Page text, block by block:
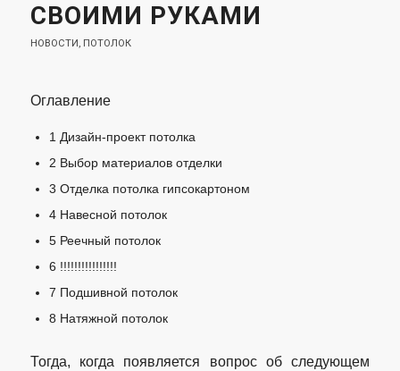
СВОИМИ РУКАМИ
НОВОСТИ, ПОТОЛОК
Оглавление
1 Дизайн-проект потолка
2 Выбор материалов отделки
3 Отделка потолка гипсокартоном
4Навесной потолок
5Реечный потолок
6 !!!!!!!!!!!!!!!!
7 Подшивной потолок
8 Натяжной потолок
Тогда, когда появляется вопрос об следующем